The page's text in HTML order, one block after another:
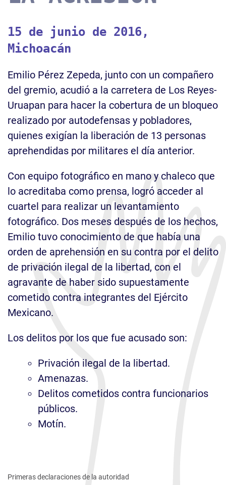
15 de junio de 2016,
Michoacán
Emilio Pérez Zepeda, junto con un compañero
del gremio, acudió a la carretera de Los Reyes-
Uruapan para hacer la cobertura de un bloqueo
realizado por autodefensas y pobladores,
quienes exigían la liberación de 13 personas
aprehendidas por militares el día anterior.
Con equipo fotográfico en mano y chaleco que
lo acreditaba como prensa, logró acceder al
cuartel para realizar un levantamiento
fotográfico. Dos meses después de los hechos,
Emilio tuvo conocimiento de que había una
orden de aprehensión en su contra por el delito
de privación ilegal de la libertad, con el
agravante de haber sido supuestamente
cometido contra integrantes del Ejército
Mexicano.
Los delitos por los que fue acusado son:
Privación ilegal de la libertad.
Amenazas.
Delitos cometidos contra funcionarios
públicos.
Motín.
Primeras declaraciones de la autoridad